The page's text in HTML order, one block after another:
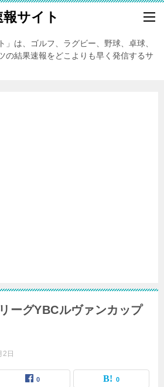
サイト
」は、ゴルフ、ラグビー、野球、卓球、
の結果速報をどこよりも早く発信するサ
ーグYBCルヴァンカップ
2日
0 0